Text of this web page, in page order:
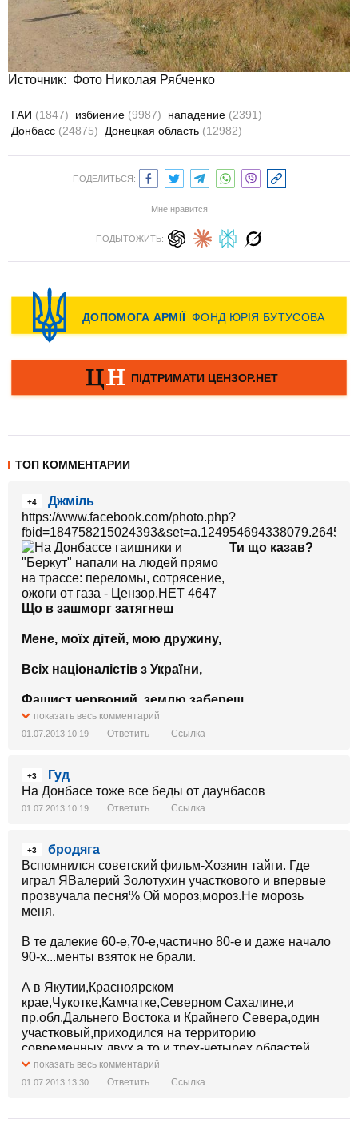
Источник: Фото Николая Рябченко
ГАИ (1847) избиение (9987) нападение (2391)
Донбасс (24875) Донецкая область (12982)
ПОДЕЛИТЬСЯ:
Мне нравится
ПОДЫТОЖИТЬ:
ТОП КОММЕНТАРИИ
+4
Джміль
https://www.facebook.com/photo.php?
Ти що казав?
Що в зашморг затягнеш
Мене, моїх дітей, мою дружину,
Всіх націоналістів з України,
Фашист червоний, землю забереш
І на платформи - в болота сибірські,
Ти що казав - ти в тишу закуєш
Василь Стус
показать весь комментарий
01.07.2013 10:19 Ответить Ссылка
+3
Гуд
На Донбасе тоже все беды от даунбасов
01.07.2013 10:19 Ответить Ссылка
+3
бродяга
Вспомнился советский фильм-Хозяин тайги. Где
играл ЯВалерий Золотухин участкового и впервые
прозвучала песня% Ой мороз,мороз.Не морозь
меня.
В те далекие 60-е,70-е,частично 80-е и даже начало
90-х...менты взяток не брали.
А в Якутии,Красноярском
крае,Чукотке,Камчатке,Северном Сахалине,и
пр.обл.Дальнего Востока и Крайнего Севера,один
участковый,приходился на территорию
современных двух,а то и трех-четырех областей
современной Украины. И честно обьезжали села и
деревни проверяя все и вся. Символ милиции не
показать весь комментарий
01.07.2013 13:30 Ответить Ссылка